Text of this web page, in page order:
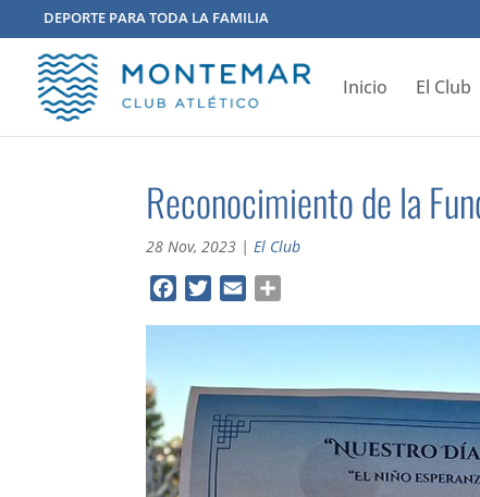
DEPORTE PARA TODA LA FAMILIA
Inicio El Club
Reconocimiento de la
28 Nov, 2023 |El Club
b
o
o
k
t
e
r
l
a
r